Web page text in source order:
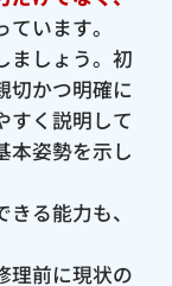
ています。
ましょう。初
切かつ明確に
すく説明して
本姿勢を示し
る能力も、
理前に現状の